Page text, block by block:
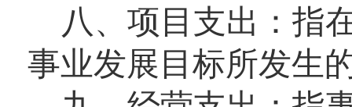
八 、 项目支出： 指
事业发展目标所发生